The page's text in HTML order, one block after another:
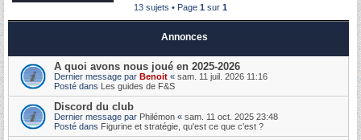
13 sujets • Page 1 sur 1
Annonces
A quoi avons nous joué en 2025-2026
Dernier message par Benoit « sam. 11 juil. 2026 11:16
Posté dans Les guides de F&S
Discord du club
Dernier message par Philémon « sam. 11 oct. 2025 23:48
Posté dans Figurine et stratégie, qu'est ce que c'est ?